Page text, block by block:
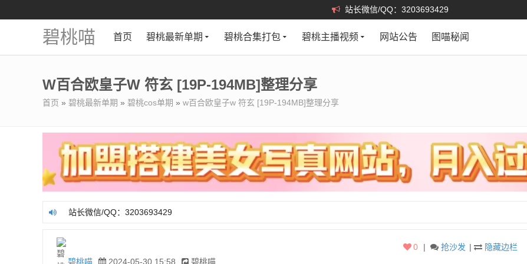
站长微信/QQ：3203693429
碧桃喵 首页 碧桃最新单期 碧桃合集打包 碧桃主播视频 网站公告 图喵秘闻
W百合欧皇子w 符玄 [19P-194MB]整理分享
首页 » 碧桃最新单期 » 碧桃cos单期 » w百合欧皇子w 符玄 [19P-194MB]整理分享
站长微信/QQ：3203693429
碧桃喵 2024-05-30 15:58 碧桃喵
| 隐藏边栏
| 抢沙发
0